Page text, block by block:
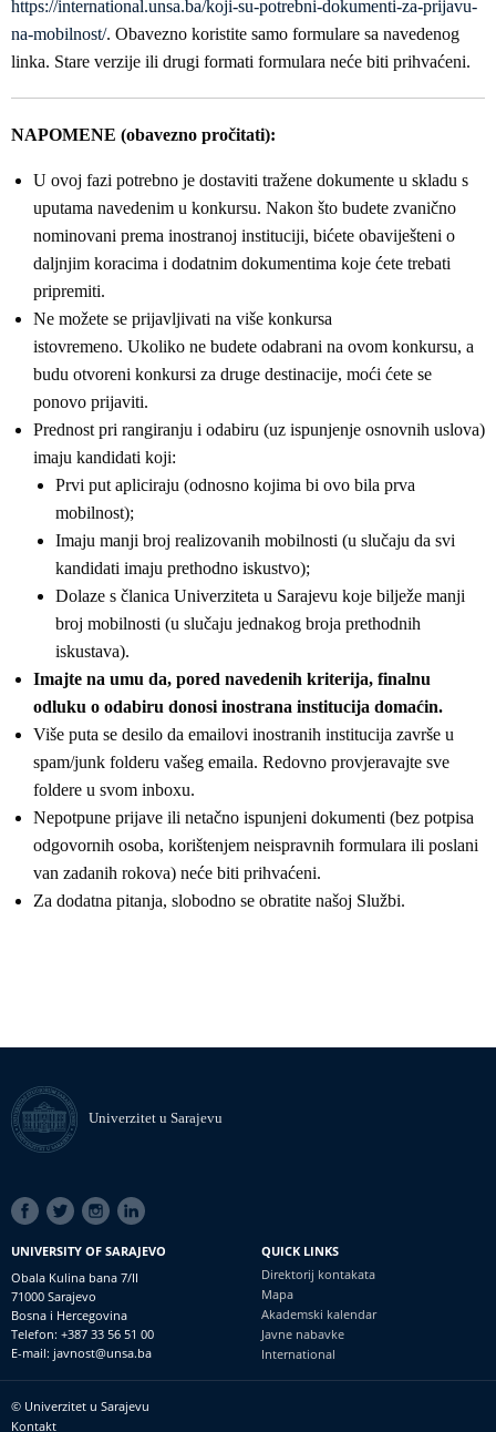
https://international.unsa.ba/koji-su-potrebni-dokumenti-za-prijavu-
na-mobilnost/. Obavezno koristite samo formulare sa navedenog
linka. Stare verzije ili drugi formati formulara neće biti prihvaćeni.
NAPOMENE (obavezno pročitati):
U ovoj fazi potrebno je dostaviti tražene dokumente u skladu s
uputama navedenim u konkursu. Nakon što budete zvanično
nominovani prema inostranoj instituciji, bićete obaviješteni o
daljnjim koracima i dodatnim dokumentima koje ćete trebati
pripremiti.
Ne možete se prijavljivati na više konkursa
istovremeno. Ukoliko ne budete odabrani na ovom konkursu, a
budu otvoreni konkursi za druge destinacije, moći ćete se
ponovo prijaviti.
Prednost pri rangiranju i odabiru (uz ispunjenje osnovnih uslova)
imaju kandidati koji:
Prvi put apliciraju (odnosno kojima bi ovo bila prva
mobilnost);
Imaju manji broj realizovanih mobilnosti (u slučaju da svi
kandidati imaju prethodno iskustvo);
Dolaze s članica Univerziteta u Sarajevu koje bilježe manji
broj mobilnosti (u slučaju jednakog broja prethodnih
iskustava).
Imajte na umu da, pored navedenih kriterija, finalnu
odluku o odabiru donosi inostrana institucija domaćin.
Više puta se desilo da emailovi inostranih institucija završe u
spam/junk folderu vašeg emaila. Redovno provjeravajte sve
foldere u svom inboxu.
Nepotpune prijave ili netačno ispunjeni dokumenti (bez potpisa
odgovornih osoba, korištenjem neispravnih formulara ili poslani
van zadanih rokova) neće biti prihvaćeni.
Za dodatna pitanja, slobodno se obratite našoj Službi.
Univerzitet u Sarajevu
SOCIAL
LINKS
UNIVERSITY OF SARAJEVO
Obala Kulina bana 7/II
71000 Sarajevo
Bosna i Hercegovina
Telefon: +387 33 56 51 00
E-mail: javnost@unsa.ba
QUICK LINKS
Direktorij kontakata
Mapa
Akademski kalendar
Javne nabavke
International
Footer
© Univerzitet u Sarajevu
Kontakt